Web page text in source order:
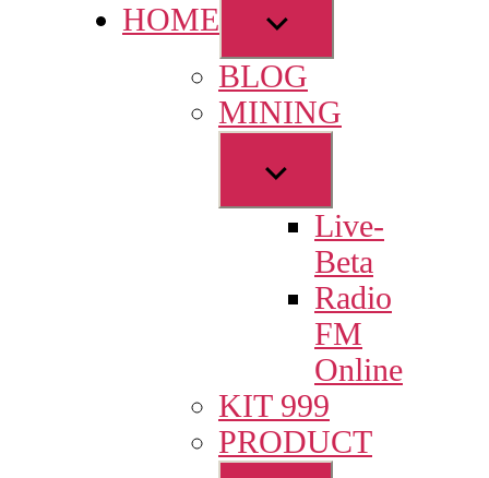
HOME
Show
sub
menu
BLOG
MINING
Show
sub
menuLive-
Beta
Radio
FM
Online
KIT 999
PRODUCT